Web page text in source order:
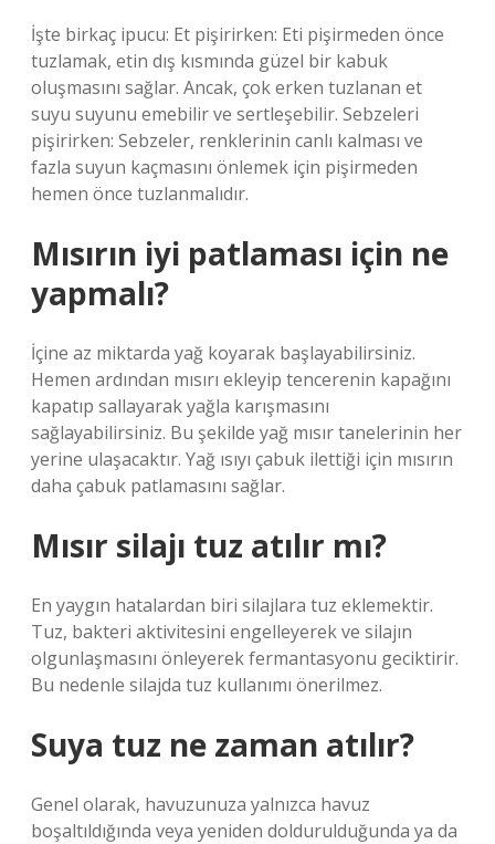
İşte birkaç ipucu: Et pişirirken: Eti pişirmeden önce
tuzlamak, etin dış kısmında güzel bir kabuk
oluşmasını sağlar. Ancak, çok erken tuzlanan et
suyu suyunu emebilir ve sertleşebilir. Sebzeleri
pişirirken: Sebzeler, renklerinin canlı kalması ve
fazla suyun kaçmasını önlemek için pişirmeden
hemen önce tuzlanmalıdır.
Mısırın iyi patlaması için ne
yapmalı?
İçine az miktarda yağ koyarak başlayabilirsiniz.
Hemen ardından mısırı ekleyip tencerenin kapağını
kapatıp sallayarak yağla karışmasını
sağlayabilirsiniz. Bu şekilde yağ mısır tanelerinin her
yerine ulaşacaktır. Yağ ısıyı çabuk ilettiği için mısırın
daha çabuk patlamasını sağlar.
Mısır silajı tuz atılır mı?
En yaygın hatalardan biri silajlara tuz eklemektir.
Tuz, bakteri aktivitesini engelleyerek ve silajın
olgunlaşmasını önleyerek fermantasyonu geciktirir.
Bu nedenle silajda tuz kullanımı önerilmez.
Suya tuz ne zaman atılır?
Genel olarak, havuzunuza yalnızca havuz
boşaltıldığında veya yeniden doldurulduğunda ya da